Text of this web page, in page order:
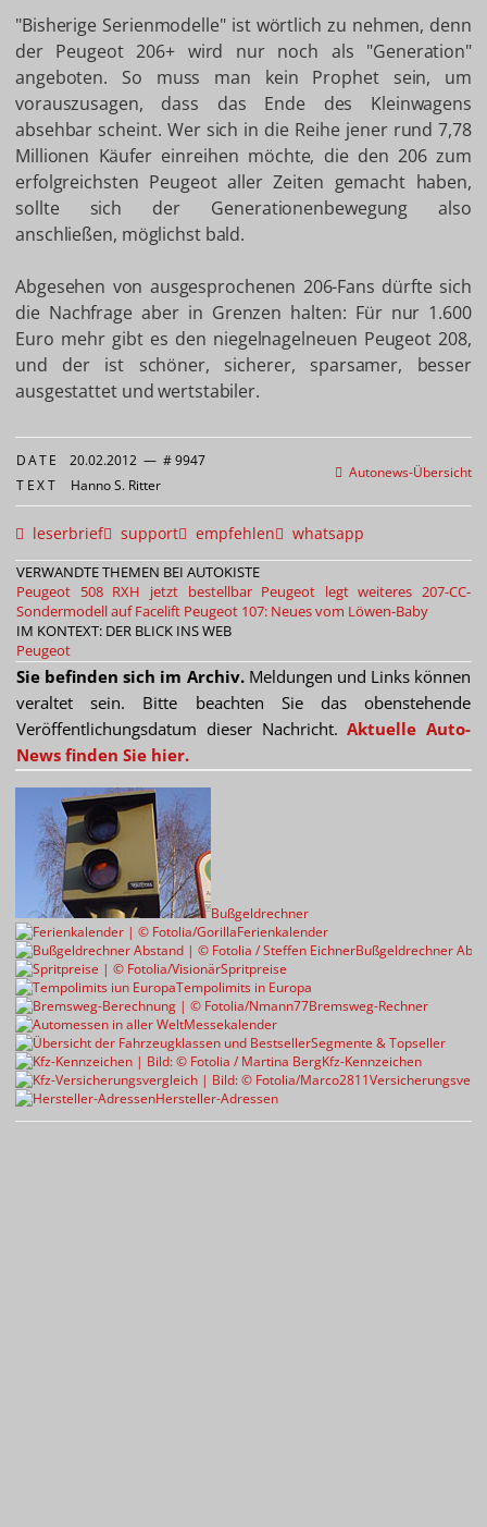
"Bisherige Serienmodelle" ist wörtlich zu nehmen, denn
der Peugeot 206+ wird nur noch als "Generation"
angeboten. So muss man kein Prophet sein, um
vorauszusagen, dass das Ende des Kleinwagens
absehbar scheint. Wer sich in die Reihe jener rund 7,78
Millionen Käufer einreihen möchte, die den 206 zum
erfolgreichsten Peugeot aller Zeiten gemacht haben,
sollte sich der Generationenbewegung also
anschließen, möglichst bald.
Abgesehen von ausgesprochenen 206-Fans dürfte sich
die Nachfrage aber in Grenzen halten: Für nur 1.600
Euro mehr gibt es den niegelnagelneuen Peugeot 208,
und der ist schöner, sicherer, sparsamer, besser
ausgestattet und wertstabiler.
Autonews-Übersicht
DATE 20.02.2012 — # 9947
TEXT Hanno S. Ritter
leserbrief support empfehlen whatsapp
VERWANDTE THEMEN BEI AUTOKISTE
Peugeot 508 RXH jetzt bestellbar Peugeot legt weiteres 207-CC-
Sondermodell auf Facelift Peugeot 107: Neues vom Löwen-Baby
IM KONTEXT: DER BLICK INS WEB
Peugeot
Sie befinden sich im Archiv.Meldungen und Links können
veraltet sein. Bitte beachten Sie das obenstehende
Veröffentlichungsdatum dieser Nachricht.Aktuelle Auto-
News finden Sie hier.
Bußgeldrechner
Ferienkalender
Bußgeldrechner
Spritpreise
Tempolimits in Europa
Bremsweg-Rechner
Messekalender
Segmente & Topseller
Kfz-Kennzeichen
Hersteller-Adressen